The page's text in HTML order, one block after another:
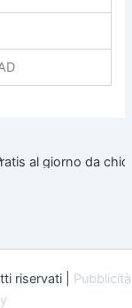
al giorno da
riservati | Pubblicità